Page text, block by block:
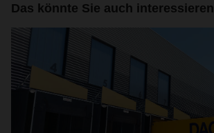
Das könnte Sie auch interessieren